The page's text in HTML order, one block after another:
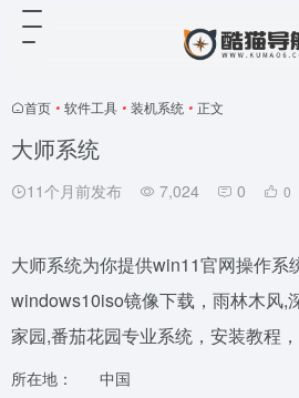
首页 • 软件工具 • 装机系统 • 正文
大师系统
11个月前发布 7,024 0 0
大师系统为你提供win11官网操作系
windows10iso镜像下载，雨林木风,
家园,番茄花园专业系统，安装教程，
所在地：
中国